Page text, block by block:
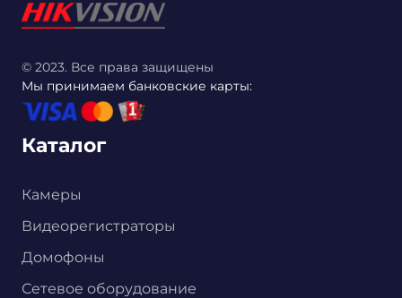
© 2023. Все права защищены
Мы принимаем банковские карты:
Каталог
Камеры
Видеорегистраторы
Домофоны
Сетевое оборудование